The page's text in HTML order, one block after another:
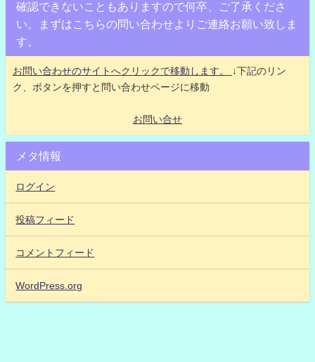
確認できないこともありますので何卒、ご了承くださ
い。まずはこちらの問い合わせよりご連絡お願い致しま
す。
お問い合わせのサイトへクリックで移動します。
↓下記のリン
ク、ボタンを押すと問い合わせページに移動
お問い合せ
メタ情報
ログイン
投稿フィード
コメントフィード
WordPress.org